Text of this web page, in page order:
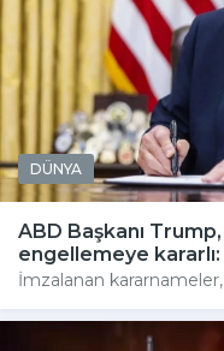
DÜNYA
ABD Başkanı
engellemeye
İmzalanan